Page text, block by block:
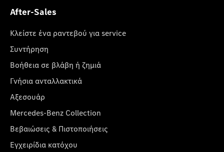
After-Sales
Κλείστε ένα ραντεβού για service
Συντήρηση
Βοήθεια σε βλάβη ή ζημιά
Γνήσια ανταλλακτικά
Αξεσουάρ
Mercedes-Benz Collection
Βεβαιώσεις & Πιστοποιήσεις
Εγχειρίδια κατόχου